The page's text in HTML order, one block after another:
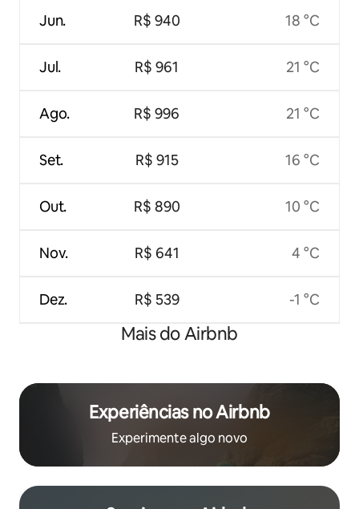
Jun.
Jul.
Ago.
Set.
Out.
Nov.
Dez.
R$ 940
R$ 961
R$ 996
R$ 915
R$ 890
R$ 641
R$ 539
18 °C
21 °C
21 °C
16 °C
10 °C
4 °C
-1 °C
Mais do Airbnb
Experiências no Airbnb
Experimente algo novo